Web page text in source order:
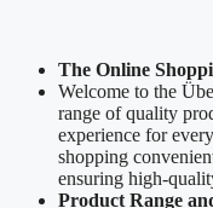
The Online
Welcome to the
range of quality
experience for
shopping
ensuring high-
Product Range